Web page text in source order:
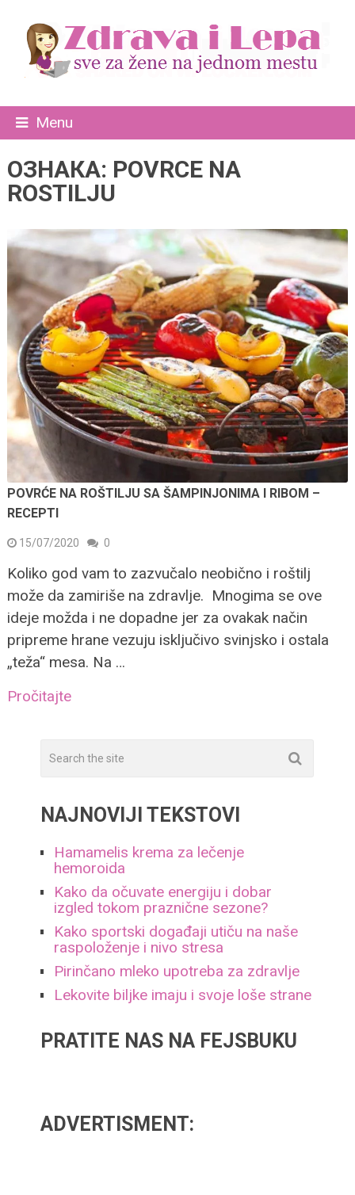
Menu
ОЗНАКА: POVRCE NA
ROSTILJU
POVRĆE NA ROŠTILJU SA ŠAMPINJONIMA I RIBOM –
RECEPTI
15/07/2020 0
Koliko god vam to zazvučalo neobično i roštilj
može da zamiriše na zdravlje. Mnogima se ove
ideje možda i ne dopadne jer za ovakak način
pripreme hrane vezuju isključivo svinjsko i ostala
„teža“ mesa. Na …
Pročitajte
NAJNOVIJI TEKSTOVI
Hamamelis krema za lečenje
hemoroida
Kako da očuvate energiju i dobar
izgled tokom praznične sezone?
Kako sportski događaji utiču na naše
raspoloženje i nivo stresa
Pirinčano mleko upotreba za zdravlje
Lekovite biljke imaju i svoje loše strane
PRATITE NAS NA FEJSBUKU
ADVERTISMENT: